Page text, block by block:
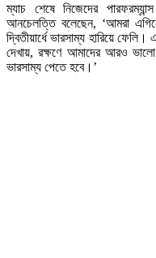
ম্যাচ শেষে নিজেদের
আনচেলত্তি বলেছেন, ‘আমরা
দ্বিতীয়ার্ধে ভারসাম্য হারিয়ে
দেখায়, রক্ষণে আমাদের আরও
ভারসাম্য পেতে হবে।’